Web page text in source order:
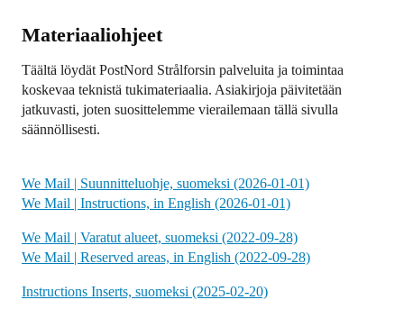
Materiaaliohjeet
Täältä löydät PostNord Strålforsin palveluita ja toimintaa
koskevaa teknistä tukimateriaalia. Asiakirjoja päivitetään
jatkuvasti, joten suosittelemme vierailemaan tällä sivulla
säännöllisesti.
We Mail | Suunnitteluohje, suomeksi (2026-01-01)
We Mail | Instructions, in English (2026-01-01)
We Mail | Varatut alueet, suomeksi (2022-09-28)
We Mail | Reserved areas, in English (2022-09-28)
Instructions Inserts, suomeksi (2025-02-20)